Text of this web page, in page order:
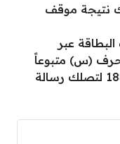
نتيجة موقف
عبر
حرف (س) متبوعاً
بالرقم المدني إلى الرقم 1889988 لتصلك رسالة